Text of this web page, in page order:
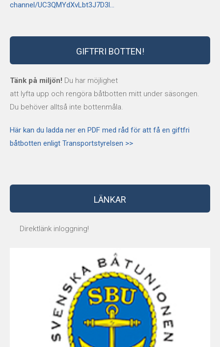
channel/UC3QMYdXvLbt3J7D3l...
GIFTFRI BOTTEN!
Tänk på miljön! Du har möjlighet
att lyfta upp och rengöra båtbotten mitt under säsongen.
Du behöver alltså inte bottenmåla.
Här kan du ladda ner en PDF med råd för att få en giftfri
båtbotten enligt Transportstyrelsen >>
LÄNKAR
Direktlänk inloggning!